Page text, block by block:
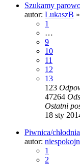
Szukamy
autor: LukaszB »
1
…
9
10
11
12
13
123
47264
Ostatni
18 sty
Piwnica/
autor:
1
2